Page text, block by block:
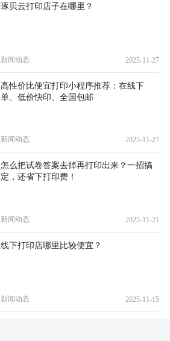
琢贝云打印店子在哪里？
新闻动态 2025-11-27
高性价比便宜打印小程序推荐：在线下
单、低价快印、全国包邮
新闻动态 2025-11-27
怎么把试卷答案去掉再打印出来？一招搞
定，还省下打印费！
新闻动态 2025-11-21
线下打印店哪里比较便宜？
新闻动态 2025-11-15